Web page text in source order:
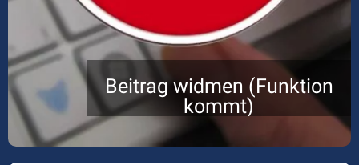
Beitrag widmen (Funktion
kommt)